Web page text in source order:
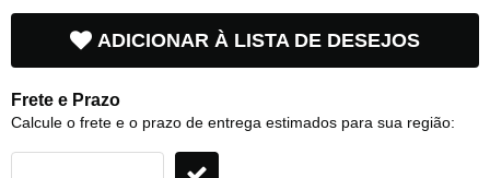
ADICIONAR À LISTA DE DESEJOS
Frete e Prazo
Calcule o frete e o prazo de entrega estimados para sua região: